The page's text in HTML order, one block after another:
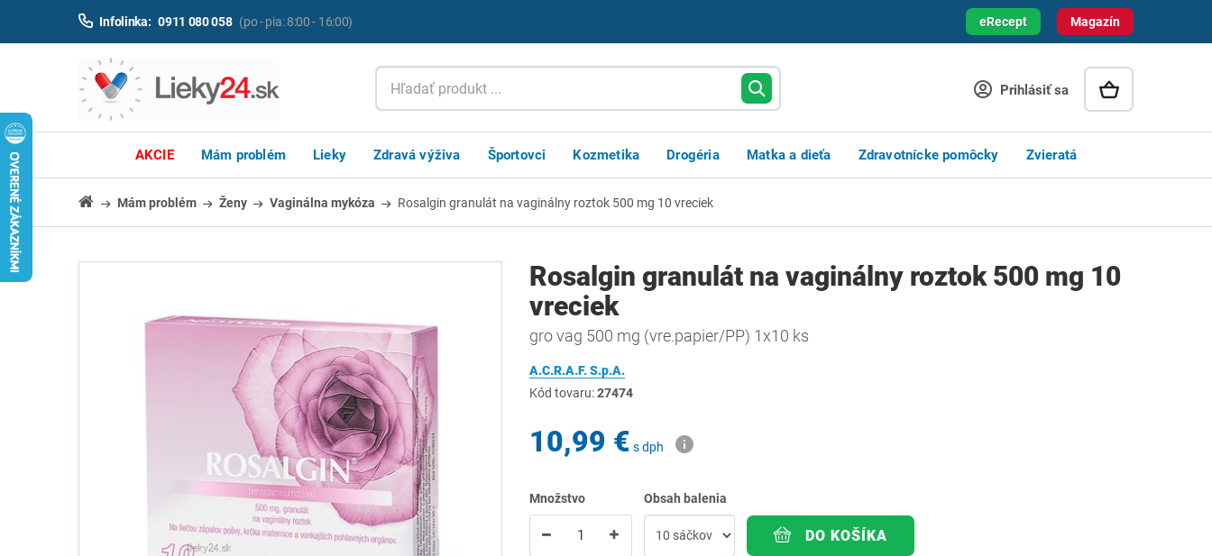
Magazín
Infolinka: 0911 080 058 (po - pia: 8:00 - 16:00) eRecept
Prihlásiť sa
AKCIE Mám problém Lieky Zdravá výživa Športovci Kozmetika Drogéria Matka a dieťa Zdravotnícke pomôcky Zvieratá
Mám problém Ženy Vaginálna mykóza Rosalgin granulát na vaginálny roztok 500 mg 10 vreciek
Rosalgin granulát na vaginálny roztok 500 mg 10
vreciek
gro vag 500 mg (vre.papier/PP) 1x10 ks
A.C.R.A.F. S.p.A.
Kód tovaru:27474
10,99 € s dph
Množstvo Obsah balenia
DO KOŠÍKA